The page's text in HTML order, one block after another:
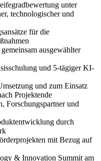
unter
technologischer und
für die
ausgewählter
und 5-tägiger KI-
und zum Einsatz
Projektende
Forschungspartner und
durch
mit Bezug auf
& Innovation Summit am